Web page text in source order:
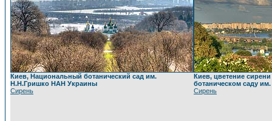
Киев, Национальный ботанический сад им.
Н.Н.Гришко НАН Украины
Сирень
Киев, цветение
ботаническом саду
Сирень